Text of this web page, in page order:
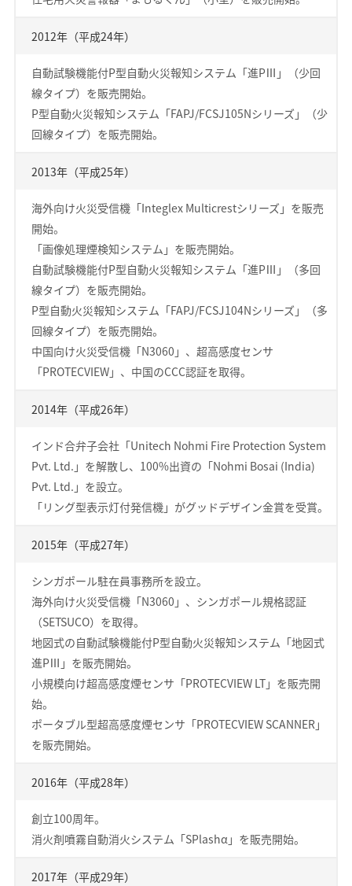
2012年（平成24年）
自動試験機能付P型自動火災報知システム「進PⅢ」（少回
線タイプ）を販売開始。
P型自動火災報知システム「FAPJ/FCSJ105Nシリーズ」（少
回線タイプ）を販売開始。
2013年（平成25年）
海外向け火災受信機「Integlex Multicrestシリーズ」を販売
開始。
「画像処理煙検知システム」を販売開始。
自動試験機能付P型自動火災報知システム「進PⅢ」（多回
線タイプ）を販売開始。
P型自動火災報知システム「FAPJ/FCSJ104Nシリーズ」（多
回線タイプ）を販売開始。
中国向け火災受信機「N3060」、超高感度センサ
「PROTECVIEW」、中国のCCC認証を取得。
2014年（平成26年）
インド合弁子会社「Unitech Nohmi Fire Protection System
Pvt. Ltd.」を解散し、100%出資の「Nohmi Bosai (India)
Pvt. Ltd.」を設立。
「リング型表示灯付発信機」がグッドデザイン金賞を受賞。
2015年（平成27年）
シンガポール駐在員事務所を設立。
海外向け火災受信機「N3060」、シンガポール規格認証
（SETSUCO）を取得。
地図式の自動試験機能付P型自動火災報知システム「地図式
進PⅢ」を販売開始。
小規模向け超高感度煙センサ「PROTECVIEW LT」を販売開
始。
ポータブル型超高感度煙センサ「PROTECVIEW SCANNER」
を販売開始。
2016年（平成28年）
創立100周年。
消火剤噴霧自動消火システム「SPlashα」を販売開始。
2017年（平成29年）